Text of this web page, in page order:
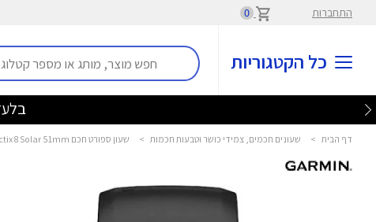
התחברות 0
כל הקטגוריות
דף הבית > שעונים חכמים, צמידי כושר וטבעות חכמות > שעון ספורט חכם tactix 8 Solar 51mm